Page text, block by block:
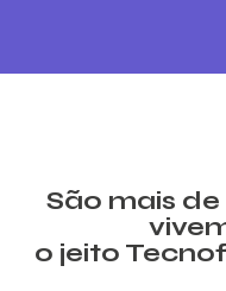
São mais de
o jeito